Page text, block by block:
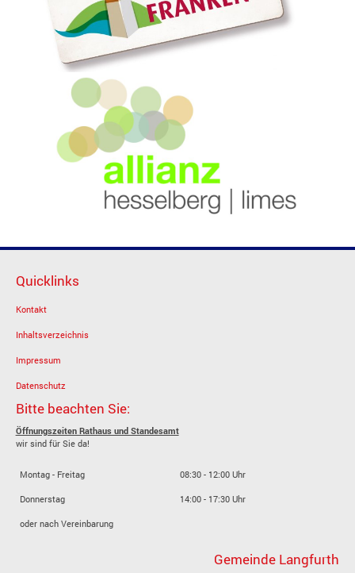
Quicklinks
Kontakt
Inhaltsverzeichnis
Impressum
Datenschutz
Bitte beachten Sie:
Öffnungszeiten Rathaus und Standesamt
wir sind für Sie da!
Montag - Freitag 08:30 - 12:00 Uhr
Donnerstag 14:00 - 17:30 Uhr
oder nach Vereinbarung
Gemeinde Langfurth